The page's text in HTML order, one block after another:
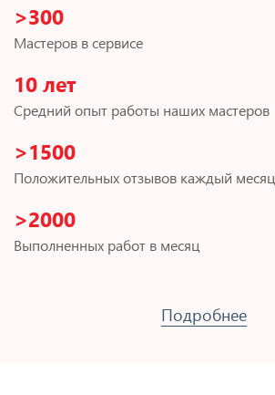
>300
Мастеров в сервисе
10 лет
Средний опыт работы наших мастеров
>1500
Положительных отзывов каждый месяц
>2000
Выполненных работ в месяц
Подробнее